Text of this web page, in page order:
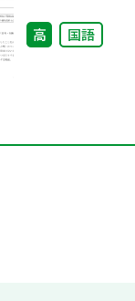
高 国語